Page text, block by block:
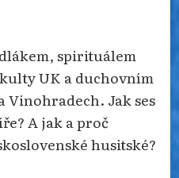
spirituálem
UK a duchovním
Vinohradech. Jak ses
A jak a proč
husitské?